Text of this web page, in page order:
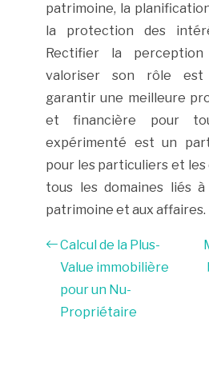
patrimoine, la
la protection des
Rectifier la
valoriser son rôle est
garantir une meilleure
et financière pour
expérimenté est un
pour les particuliers et
tous les domaines liés
patrimoine et aux affaires.
Calcul de la Plus-
Value immobilière
pour un Nu-
Propriétaire